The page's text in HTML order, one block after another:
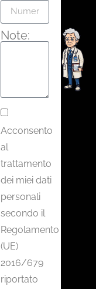
Note:
Acconsento
al
trattamento
dei miei dati
personali
secondo il
Regolamento
(UE)
2016/679
riportato